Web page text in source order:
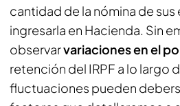
cantidad de la nómina de
ingresarla en Hacienda. Sin
observarvariaciones en el
retención del IRPF a lo largo
fluctuaciones pueden